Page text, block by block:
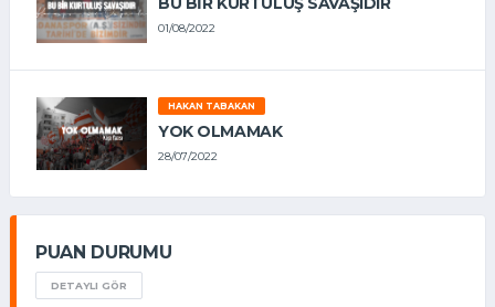
01/08/2022
HAKAN TABAKAN
YOK OLMAMAK
28/07/2022
PUAN DURUMU
DETAYLI GÖR